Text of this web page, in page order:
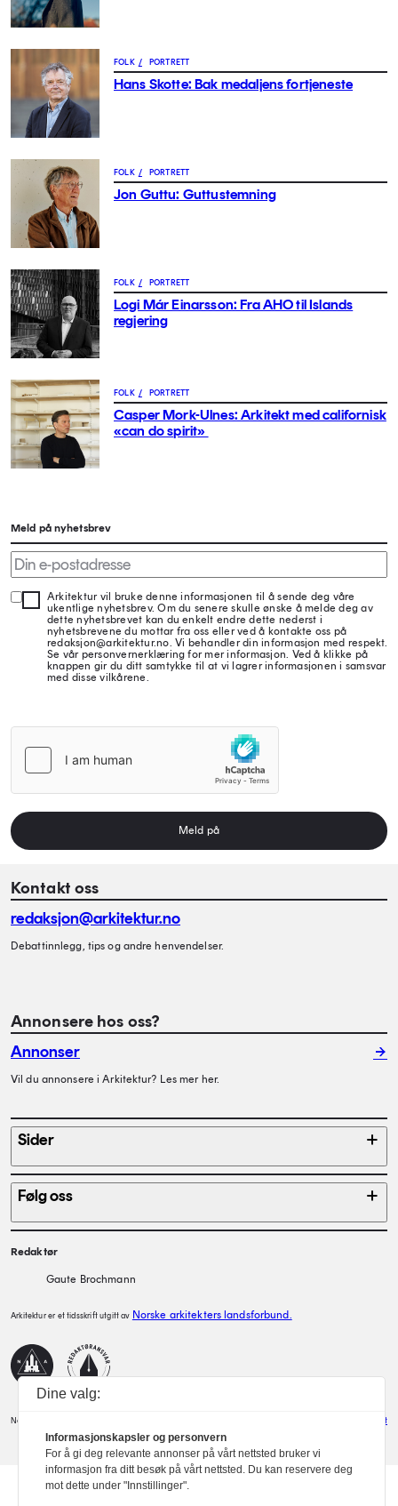
FOLK / PORTRETT
Hans Skotte: Bak medaljens fortjeneste
FOLK / PORTRETT
Jon Guttu: Guttustemning
FOLK / PORTRETT
Logi Már Einarsson: Fra AHO til Islands
regjering
FOLK / PORTRETT
Casper Mork-Ulnes: Arkitekt med californisk
«can do spirit»
Meld på nyhetsbrev
Arkitektur vil bruke denne informasjonen til å sende deg våre
ukentlige nyhetsbrev. Om du senere skulle ønske å melde deg av
dette nyhetsbrevet kan du enkelt endre dette nederst i
nyhetsbrevene du mottar fra oss eller ved å kontakte oss på
redaksjon@arkitektur.no. Vi behandler din informasjon med respekt.
Se vår personvernerklæring for mer informasjon. Ved å klikke på
knappen gir du ditt samtykke til at vi lagrer informasjonen i samsvar
med disse vilkårene.
Meld på
Kontakt oss
redaksjon@arkitektur.no
Debattinnlegg, tips og andre henvendelser.
Annonsere hos oss?
Annonser
Vil du annonsere i Arkitektur? Les mer her.
Sider
Følg oss
Redaktør
Gaute Brochmann
Arkitektur er et tidsskrift utgitt av Norske arkitekters landsforbund.
NAL Redaktørplakaten
Norske Arkitekters Landsforbund Utvikler: Xlent
Dine valg:
Informasjonskapsler og personvern
For å gi deg relevante annonser på vårt nettsted bruker vi
informasjon fra ditt besøk på vårt nettsted. Du kan reservere deg
mot dette under "Innstillinger".